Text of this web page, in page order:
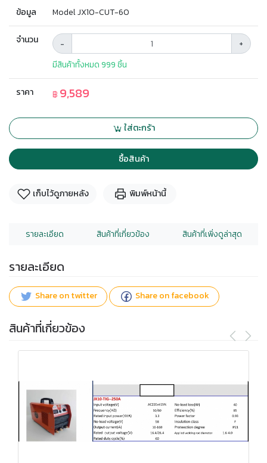
ข้อมูล Model JX10-CUT-60
จำนวน - +
มีสินค้าทั้งหมด 999 ชิ้น
ราคา ฿ 9,589
ใส่ตะกร้า
ซื้อสินค้า
เก็บไว้ดูภายหลัง พิมพ์หน้านี้
รายละเอียด สินค้าที่เกี่ยวข้อง สินค้าที่เพิ่งดูล่าสุด
รายละเอียด
Share on twitter Share on facebook
สินค้าที่เกี่ยวข้อง